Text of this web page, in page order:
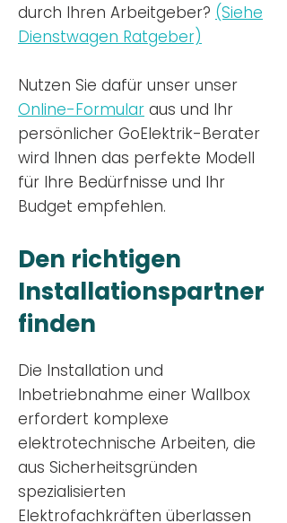
durch Ihren Arbeitgeber? (Siehe
Dienstwagen Ratgeber)
Nutzen Sie dafür unser unser
Online-Formular aus und Ihr
persönlicher GoElektrik-Berater
wird Ihnen das perfekte Modell
für Ihre Bedürfnisse und Ihr
Budget empfehlen.
Den richtigen
Installationspartner
finden
Die Installation und
Inbetriebnahme einer Wallbox
erfordert komplexe
elektrotechnische Arbeiten, die
aus Sicherheitsgründen
spezialisierten
Elektrofachkräften überlassen